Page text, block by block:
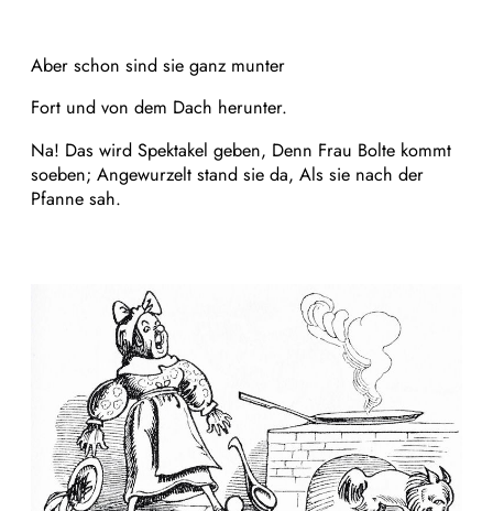
Aber schon sind sie ganz munter
Fort und von dem Dach herunter.
Na! Das wird Spektakel geben, Denn Frau Bolte kommt
soeben; Angewurzelt stand sie da, Als sie nach der
Pfanne sah.